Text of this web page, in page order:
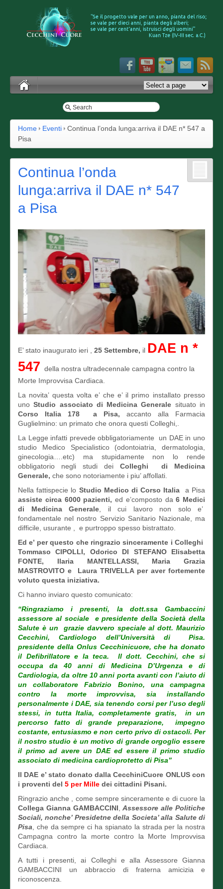
Home Eventi
Continua l’onda lunga:arriva il DAE n* 547 a
Pisa
Continua l’onda
lunga:arriva il DAE n* 547
a Pisa
E’ stato inaugurato ieri , 25 Settembre, il DAE n *
547 della nostra ultradecennale campagna contro la
Morte Improvvisa Cardiaca.
La novita’ questa volta e’ che e’ il primo installato presso
unoStudio associato di Medicina Generale situato in
Corso Italia 178 a Pisa, accanto alla Farmacia
Guglielmino: un primato che onora questi Colleghi,.
La Legge infatti prevede obbligatoriamente un DAE in uno
studio Medico Specialistico (odontoiatria, dermatologia,
ginecologia….etc) ma stupidamente non lo rende
obbligatorio negli studi dei Colleghi di Medicina
Generale, che sono notoriamente i piu’ affollati.
Nella fattispecie lo Studio Medico di Corso Italia
a Pisa
assiste circa 6000 pazienti, ed e’composto da6 Medici
di Medicina Generale, il cui lavoro non solo e’
fondamentale nel nostro Servizio Sanitario Nazionale, ma
difficile, usurante , e purtroppo spesso bistrattato.
Ed e’ per questo che ringrazio sinceramente i Colleghi
Tommaso CIPOLLI, Odorico DI STEFANO Elisabetta
FONTE, Ilaria MANTELLASSI, Maria Grazia
MASTROVITO e Laura TRIVELLA per aver fortemente
voluto questa iniziativa.
Ci hanno inviaro questo comunicato:
“Ringraziamo i presenti, la dott.ssa Gambaccini
assessore al sociale e presidente della Società della
Salute è un grazie davvero speciale al dott. Maurizio
Cecchini, Cardiologo dell’Università di Pisa.
presidente della Onlus Cecchinicuore, che ha donato
il Defibrillatore e la teca. Il dott. Cecchini, che si
occupa da 40 anni di Medicina D’Urgenza e di
Cardiologia, da oltre 10 anni porta avanti con l’aiuto di
un collaboratore Fabrizio Bonino, una campagna
contro la morte improvvisa, sia installando
personalmente i DAE, sia tenendo corsi per l’uso degli
stessi, in tutta Italia, completamente gratis, in un
percorso fatto di grande preparazione, impegno
costante, entusiasmo e non certo privo di ostacoli. Per
il nostro studio è un motivo di grande orgoglio essere
il primo ad avere un DAE ed essere il primo studio
associato di medicina cardioprotetto di Pisa”
Il DAE e’ stato donato dalla CecchiniCuore ONLUS con
i proventi del 5 per Mille dei cittadini Pisani.
Ringrazio anche , come sempre sinceramente e di cuore la
Collega Gianna GAMBACCINI,Assessore alle Politiche
Sociali, nonche’ Presidetne della Societa’ alla Salute di
Pisa, che da sempre ci ha spianato la strada per la nostra
Campagna contro la morte contro la Morte Improvvisa
Cardiaca.
A tutti i presenti, ai Colleghi e alla Assessore Gianna
GAMBACCINI un abbraccio di fraterna amicizia e
riconoscenza.